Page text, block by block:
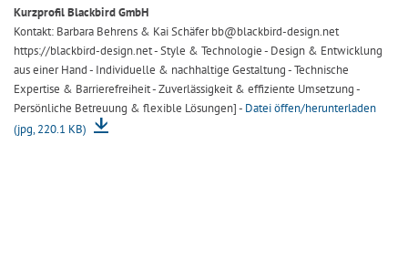
Kurzprofil Blackbird GmbH
Kontakt: Barbara Behrens & Kai Schäfer bb@blackbird-design.net
https://blackbird-design.net - Style & Technologie - Design & Entwicklung
aus einer Hand - Individuelle & nachhaltige Gestaltung - Technische
Expertise & Barrierefreiheit - Zuverlässigkeit & effiziente Umsetzung -
Persönliche Betreuung & flexible Lösungen] - Datei öffen/herunterladen
(jpg, 220.1 KB)